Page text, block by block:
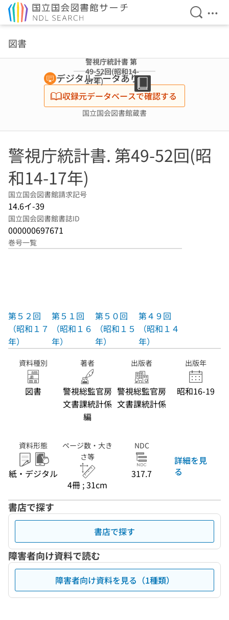
検索を
メ
図書
警視庁統計書 第
49-52回(昭和14-
17年)
デジタルデータあり
収録元データベースで確認する
国立国会図書館蔵書
警視庁統計書. 第49-52回(昭
和14-17年)
国立国会図書館請求記号
14.6イ-39
国立国会図書館書誌ID
000000697671
巻号一覧
第５２回
（昭和１７
年）
第５１回
（昭和１６
年）
第５０回
（昭和１５
年）
第４９回
（昭和１４
年）
資料種別
図書
著者
警視総監官房
文書課統計係
編
出版者
警視総監官房
文書課統計係
出版年
昭和16-19
資料形態
紙・デジタル
ページ数・大き
さ等
4冊 ; 31cm
NDC
317.7
詳細を見
る
書店で探す
書店で探す
障害者向け資料で読む
障害者向け資料を見る（1種類）